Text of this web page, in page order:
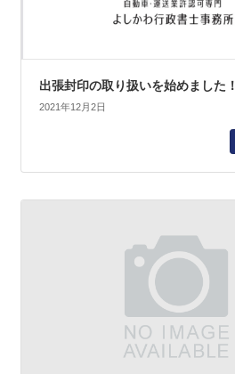
出張封印の取り扱いを始めました！
2021年12月2日